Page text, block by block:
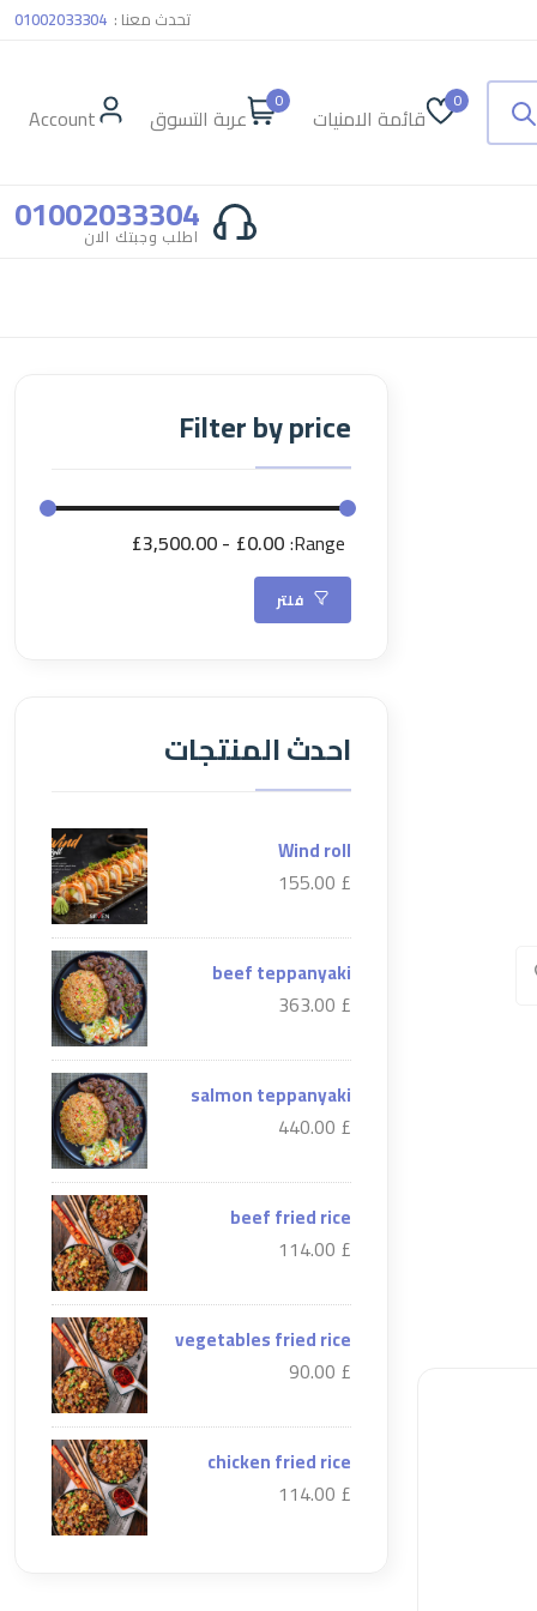
تحدث معنا : 01002033304
0
قائمة الامنيات
0
عربة التسوق Account
01002033304
اطلب وجبتك الان
Filter by price
Range:
£0.00
£3,500.00
فلتر
احدث المنتجات
Wind roll
£ 155.00
beef teppanyaki
£ 363.00
salmon teppanyaki
£ 440.00
beef fried rice
£ 114.00
vegetables fried rice
£ 90.00
chicken fried rice
£ 114.00